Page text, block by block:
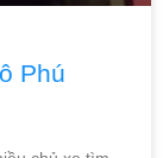
Phú